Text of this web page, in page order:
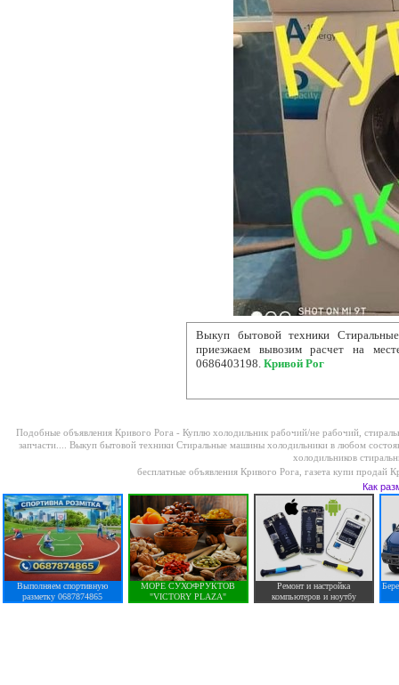
Выкуп бытовой техники
приезжаем вывозим расчет на
0686403198. Кривой Рог
Подобные объявления Кривого Рога -Куплю холодильник рабочий/не рабочий,
запчасти.... Выкуп бытовой техники Стиральные машины холодильники в любом
холодильников
бесплатные объявления Кривого Рога газета купи продай
Как
Выполняем спортивную
разметку 0687874865
МОРЕ СУХОФРУКТОВ
"VICTORY PLAZA"
Ремонт и настройка
компьютеров и ноутбу